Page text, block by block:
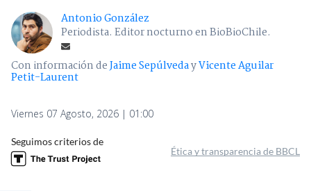
Antonio González
Periodista. Editor nocturno en BioBioChile.
Con información deJaime SepúlvedayVicente Aguilar
Petit-Laurent
Viernes 07 Agosto, 2026 | 01:00
Seguimos criterios de
Ética y transparencia de BBCL